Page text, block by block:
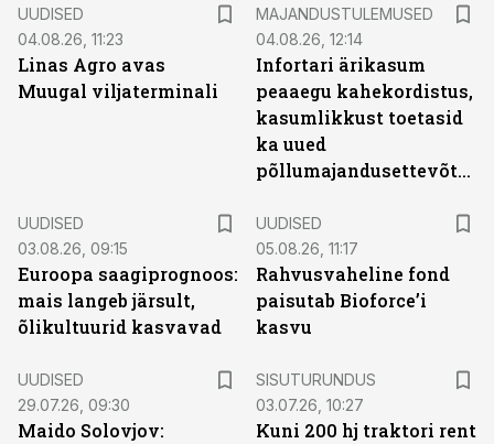
UUDISED
04.08.26, 11:23
Linas Agro avas
Muugal viljaterminali
MAJANDUSTULEMUSED
04.08.26, 12:14
Infortari ärikasum
peaaegu kahekordistus,
kasumlikkust toetasid
ka uued
põllumajandusettevõtted
UUDISED
03.08.26, 09:15
Euroopa saagiprognoos:
mais langeb järsult,
õlikultuurid kasvavad
UUDISED
05.08.26, 11:17
Rahvusvaheline fond
paisutab Bioforce’i
kasvu
UUDISED
29.07.26, 09:30
Maido Solovjov:
SISUTURUNDUS
03.07.26, 10:27
Kuni 200 hj traktori rent